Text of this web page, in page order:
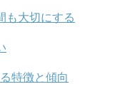
も大切にする
特徴と傾向